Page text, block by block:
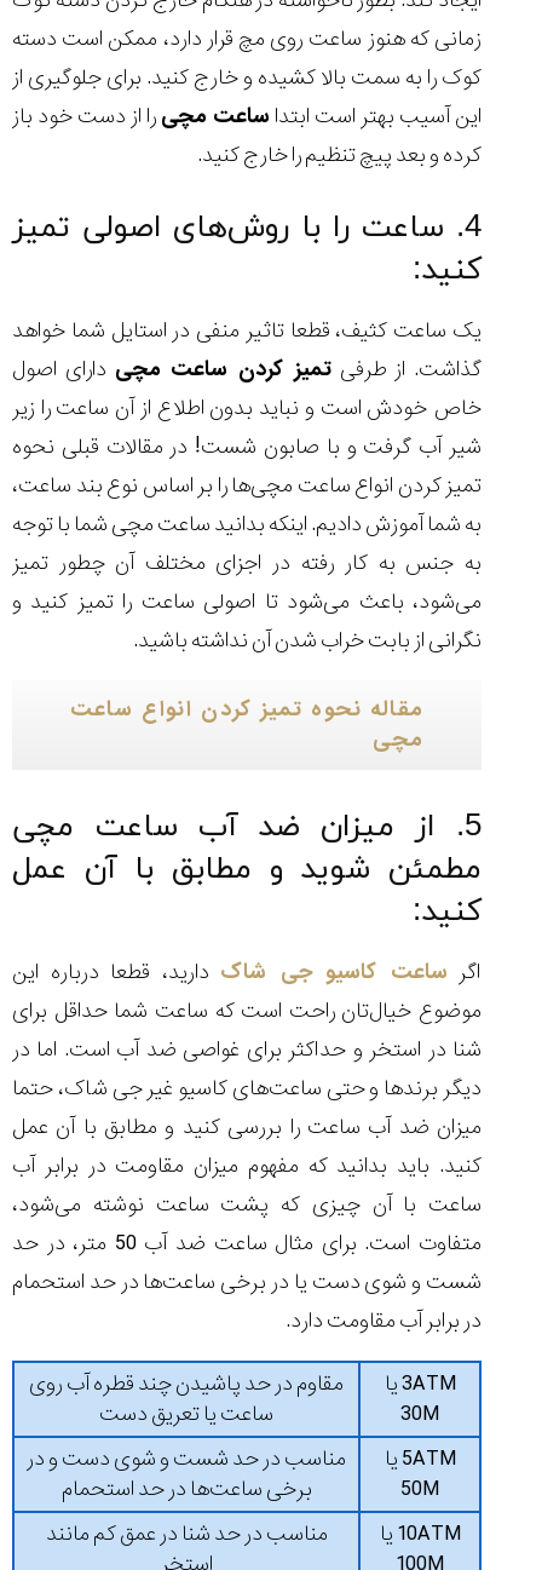
زمانی که هنوز ساعت روی مچ قرار دارد، ممکن است دسته
کوک را به سمت بالا کشیده و خارج کنید. برای جلوگیری از
این آسیب بهتر است ابتدا ساعت مچیرا از دست خود باز
کرده و بعد پیچ تنظیم را خارج کنید.
4. ساعت را با روش‌های اصولی تمیز
کنید:
یک ساعت کثیف، قطعا تاثیر منفی در استایل شما خواهد
گذاشت. از طرفیتمیز کردن ساعت مچی دارای اصول
خاص خودش است و نباید بدون اطلاع از آن ساعت را زیر
شیر آب گرفت و با صابون شست! در مقالات قبلی نحوه
تمیز کردن انواع ساعت مچی‌ها را بر اساس نوع بند ساعت،
به شما آموزش دادیم. اینکه بدانید ساعت مچی شما با توجه
به جنس به کار رفته در اجزای مختلف آن چطور تمیز
می‌شود، باعث می‌شود تا اصولی ساعت را تمیز کنید و
نگرانی از بابت خراب شدن آن نداشته باشید.
مقاله نحوه تمیز کردن انواع ساعت
مچی
5. از میزان ضد آب ساعت مچی
مطمئن شوید و مطابق با آن عمل
کنید:
اگر ساعت کاسیو جی شاک دارید، قطعا درباره این
موضوع خیال‌تان راحت است که ساعت شما حداقل برای
شنا در استخر و حداکثر برای غواصی ضد آب است. اما در
دیگر برندها و حتی ساعت‌های کاسیو غیر جی شاک، حتما
میزان ضد آب ساعت را بررسی کنید و مطابق با آن عمل
کنید. باید بدانید که مفهوم میزان مقاومت در برابر آب
ساعت با آن چیزی که پشت ساعت نوشته می‌شود،
متفاوت است. برای مثال ساعت ضد آب 50 متر، در حد
شست و شوی دست یا در برخی ساعت‌ها در حد استحمام
در برابر آب مقاومت دارد.
3ATM یا
30M
مقاوم در حد پاشیدن چند قطره آب روی
ساعت یا تعریق دست
5ATM یا
50M
مناسب در حد شست و شوی دست و در
برخی ساعت‌ها در حد استحمام
10ATM یا
مناسب در حد شنا در عمق کم مانند